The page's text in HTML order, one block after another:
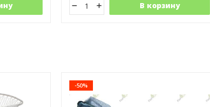
В корзину
-50%